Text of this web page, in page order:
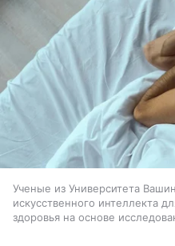
Ученые из Университета
искусственного интеллекта
здоровья на основе